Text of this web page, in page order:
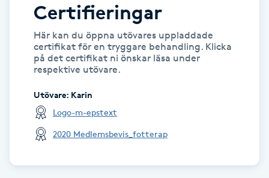
Gruppträning
Gua Sha-massage
Hatha Yoga
Certifieringar
Här kan du öppna utövares uppladdade
certifikat för en tryggare behandling. Klicka
på det certifikat ni önskar läsa under
respektive utövare.
Utövare: Karin
Logo-m-epstext
2020 Medlemsbevis_fotterap